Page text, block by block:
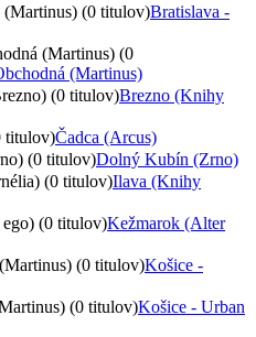
(0 titulov)Bratislava -
(Martinus) (0
(Martinus)
(0 titulov)Brezno (Knihy
titulov)Čadca (Arcus)
(0 titulov)Dolný Kubín (Zrno)
(0 titulov)Ilava (Knihy
(0 titulov)Kežmarok (Alter
(0 titulov)Košice -
(0 titulov)Košice - Urban